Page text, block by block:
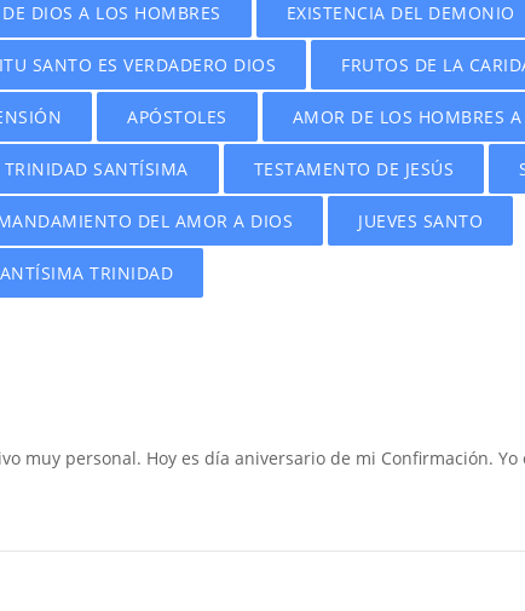
DIOS A LOS HOMBRES EXISTENCIA DEL DEMONIO
SANTO ES VERDADERO DIOS FRUTOS DE LA
APÓSTOLES AMOR DE LOS HOMBRES
TRINIDAD SANTÍSIMA TESTAMENTO DE JESÚS
DEL AMOR A DIOS JUEVES SANTO
TRINIDAD
muy personal. Hoy es día aniversario de mi Confirmación.